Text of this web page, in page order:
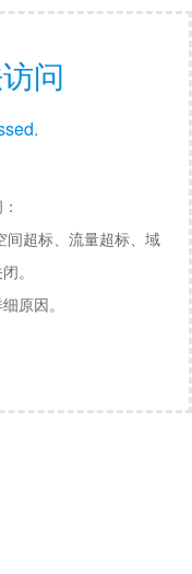
问
间超标、流量超标、域
。
原因。